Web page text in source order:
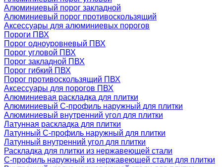
Алюминиевый порог закладной
Алюминиевый порог противоскользящий
Аксессуары для алюминиевых порогов
Пороги ПВХ
Порог одноуровневый ПВХ
Порог угловой ПВХ
Порог закладной ПВХ
Порог гибкий ПВХ
Порог противоскользящий ПВХ
Аксессуары для порогов ПВХ
Алюминиевая раскладка для плитки
Алюминиевый С-профиль наружный для плитки
Алюминиевый внутренний угол для плитки
Латунная раскладка для плитки
Латунный С-профиль наружный для плитки
Латунный внутренний угол для плитки
Раскладка для плитки из нержавеющей стали
С-профиль наружный из нержавеющей стали для плитки